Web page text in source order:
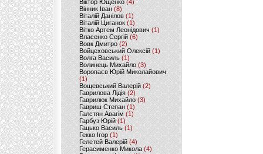
Віктор Ющенко (4)
Вінник Іван (8)
Віталій Данілов (1)
Віталій Циганок (1)
Вітко Артем Леонідович(1)
Власенко Сергій (6)
Вовк Дмитро(2)
Войцеховський Олексій(1)
Волга Василь (1)
Волинець Михайло (3)
Воропаєв Юрій Миколайович
(1)
Вощевський Валерій(2)
Гаврилова Лідія (2)
Гаврилюк Михайло (3)
Гавриш Степан (1)
Галстян Авагім (1)
Гарбуз Юрій (1)
Гацько Василь (1)
Гекко Ігор(1)
Гелетей Валерій (4)
Герасименко Микола (4)